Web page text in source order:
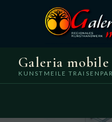
Galeria mobile
KUNSTMEILE